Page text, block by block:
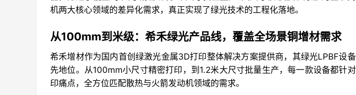
机两大核心领域的差异化需求，真正实现了绿光技术的工程化落地。
从100mm到米级：希禾绿光产品线，覆盖全场景铜增材需求
希禾增材作为国内首创绿激光金属3D打印整体解决方案提供商，其绿光LPBF设
先地位。从100mm小尺寸精密打印，到1.2米大尺寸批量生产，每一款设备都针
印痛点，全方位匹配散热与火箭发动机领域的需求。